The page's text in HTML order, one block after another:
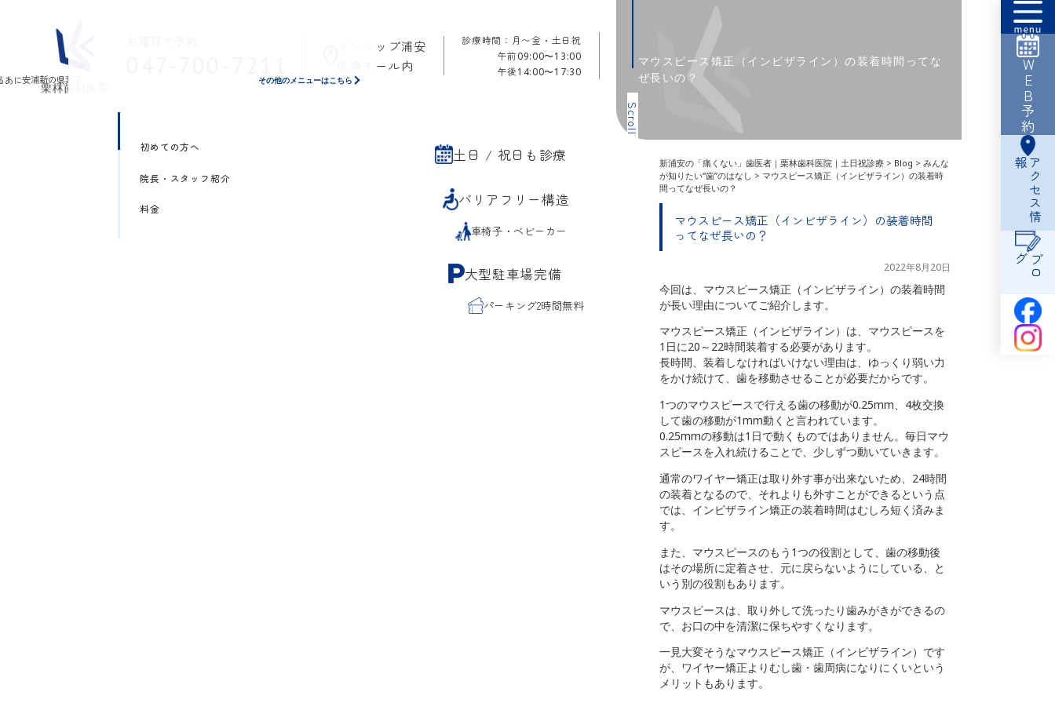
インシップ浦安
医療モール内
診療時間：月〜金・土日祝
午前09:00〜13:00
午後14:00〜17:30
初めての方へ
院長・スタッフ紹介
料金
土日 / 祝日も診療
バリアフリー構造
車椅子・ベビーカー
大型駐車場完備
パーキング2時間無料
その他のメニューはこちら WEB予約
ア
ク
セ
ス
情
報
ブ
ロ
グ
Scroll
マウスピース矯正（インビザライン）の装着時間ってな
ぜ長いの？
新浦安の「痛くない」歯医者｜栗林歯科医院｜土日祝診療 > Blog > みんな
が知りたい“歯”のはなし > マウスピース矯正（インビザライン）の装着時
間ってなぜ長いの？
マウスピース矯正（インビザライン）の装着時間
ってなぜ長いの？
2022年8月20日
今回は、マウスピース矯正（インビザライン）の装着時間
が長い理由についてご紹介します。
マウスピース矯正（インビザライン）は、マウスピースを
1日に20～22時間装着する必要があります。
長時間、装着しなければいけない理由は、ゆっくり弱い力
をかけ続けて、歯を移動させることが必要だからです。
1つのマウスピースで行える歯の移動が0.25mm、4枚交換
して歯の移動が1mm動くと言われています。
0.25mmの移動は1日で動くものではありません。毎日マウ
スピースを入れ続けることで、少しずつ動いていきます。
通常のワイヤー矯正は取り外す事が出来ないため、24時間
の装着となるので、それよりも外すことができるという点
では、インビザライン矯正の装着時間はむしろ短く済みま
す。
また、マウスピースのもう1つの役割として、歯の移動後
はその場所に定着させ、元に戻らないようにしている、と
いう別の役割もあります。
マウスピースは、取り外して洗ったり歯みがきができるの
で、お口の中を清潔に保ちやすくなります。
一見大変そうなマウスピース矯正（インビザライン）です
が、ワイヤー矯正よりむし歯・歯周病になりにくいという
メリットもあります。